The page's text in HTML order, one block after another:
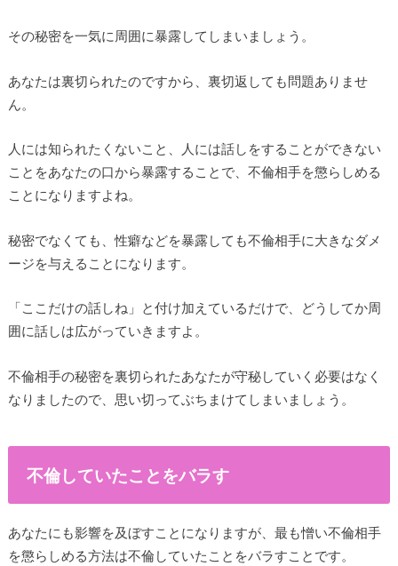
その秘密を一気に周囲に暴露してしまいましょう。
あなたは裏切られたのですから、裏切返しても問題ありませ
ん。
人には知られたくないこと、人には話しをすることができない
ことをあなたの口から暴露することで、不倫相手を懲らしめる
ことになりますよね。
秘密でなくても、性癖などを暴露しても不倫相手に大きなダメ
ージを与えることになります。
「ここだけの話しね」と付け加えているだけで、どうしてか周
囲に話しは広がっていきますよ。
不倫相手の秘密を裏切られたあなたが守秘していく必要はなく
なりましたので、思い切ってぶちまけてしまいましょう。
不倫していたことをバラす
あなたにも影響を及ぼすことになりますが、最も憎い不倫相手
を懲らしめる方法は不倫していたことをバラすことです。